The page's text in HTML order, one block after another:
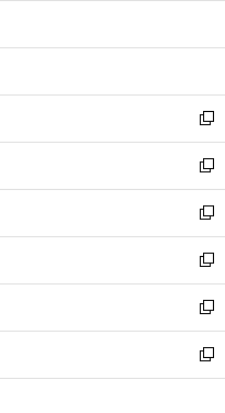
開
ウ
開
く
ン
ウ
で
開
く
し
ウ
ン
ド
ウ
で
開
く
新
し
い
ウ
ィ
ン
ド
ウ
で
開
く
新
し
い
ウ
ィ
ン
ド
ウ
で
開
新
し
い
ウ
ィ
ン
ド
ウ
新
し
い
ウ
ィ
ン
新
し
い
ウ
新
し